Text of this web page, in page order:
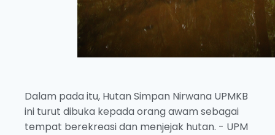
Dalam pada itu, Hutan Simpan Nirwana UPMKB
ini turut dibuka kepada orang awam sebagai
tempat berekreasi dan menjejak hutan. - UPM